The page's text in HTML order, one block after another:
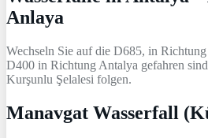
Anlaya
Wechseln Sie auf die D685, in
D400 in Richtung Antalya gefahren
Kurşunlu Şelalesi folgen.
Manavgat Wasserfall